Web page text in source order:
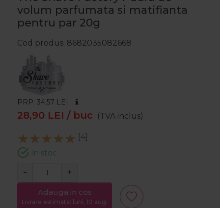
volum parfumata si matifianta
pentru par 20g
Cod produs 8682035082668
PRP: 34,57 LEI
28,90 LEI / buc (TVA inclus)
[4]
In stoc
− +
Adauga in cos
Livrare estimata: luni, 10 aug.